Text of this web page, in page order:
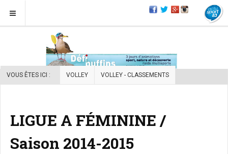
VOUS ÊTES ICI : VOLLEY VOLLEY - CLASSEMENTS
LIGUE A FÉMININE /
Saison 2014-2015